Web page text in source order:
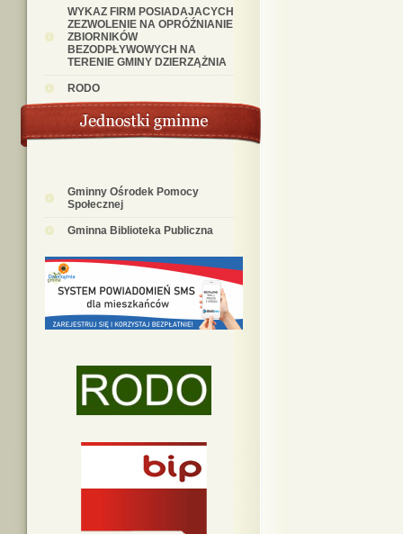
WYKAZ FIRM POSIADAJACYCH
ZEZWOLENIE NA OPRÓŹNIANIE
ZBIORNIKÓW
BEZODPŁYWOWYCH NA
TERENIE GMINY DZIERZĄŻNIA
RODO
Gminny Ośrodek Pomocy
Społecznej
Gminna Biblioteka Publiczna